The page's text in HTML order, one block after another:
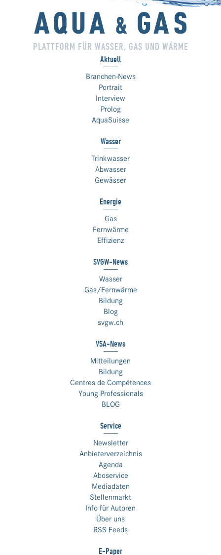
PLATTFORM FÜR WASSER, GAS UND WÄRME
Aktuell
Branchen-News
Portrait
Interview
Prolog
AquaSuisse
Wasser
Trinkwasser
Abwasser
Gewässer
Energie
Gas
Fernwärme
Effizienz
SVGW-News
Wasser
Gas/Fernwärme
Bildung
Blog
svgw.ch
VSA-News
Mitteilungen
Bildung
Centres de Compétences
Young Professionals
BLOG
Service
Newsletter
Anbieterverzeichnis
Agenda
Aboservice
Mediadaten
Stellenmarkt
Info für Autoren
Über uns
RSS Feeds
E-Paper